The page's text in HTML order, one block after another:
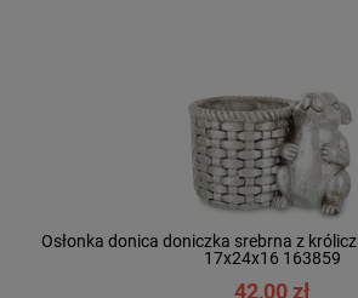
Osłonka donica doniczka srebrna z
17x24x16 163859
42,00 zł